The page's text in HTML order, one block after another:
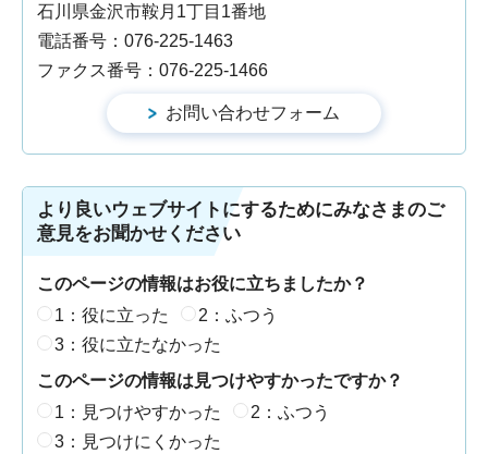
石川県金沢市鞍月1丁目1番地
電話番号：076-225-1463
ファクス番号：076-225-1466
より良いウェブサイトにするためにみなさまのご
意見をお聞かせください
このページの情報はお役に立ちましたか？
1：役に立った
2：ふつう
3：役に立たなかった
このページの情報は見つけやすかったですか？
1：見つけやすかった
2：ふつう
3：見つけにくかった